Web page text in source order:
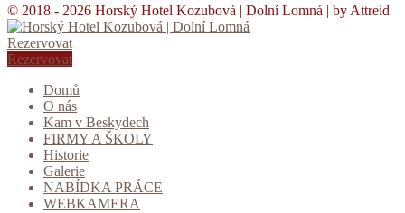
© 2018 - 2026 Horský Hotel Kozubová | Dolní Lomná | by Attreid
Rezervovat
Rezervovat
Domů
O nás
Kam v Beskydech
FIRMY A ŠKOLY
Historie
Galerie
NABÍDKA PRÁCE
WEBKAMERA